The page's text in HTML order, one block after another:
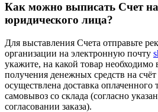
Как можно выписать Счет
юридического лица?
Для выставления Счета отправьте
организации на электронную почту
укажите, на какой товар необходимо
получения денежных средств на
осуществлена доставка
самовывоз со склада (согласно
согласовании заказа).